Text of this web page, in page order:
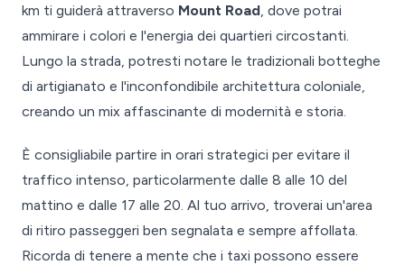
km ti guiderà attraverso Mount Road, dove potrai
ammirare i colori e l'energia dei quartieri circostanti.
Lungo la strada, potresti notare le tradizionali botteghe
di artigianato e l'inconfondibile architettura coloniale,
creando un mix affascinante di modernità e storia.
È consigliabile partire in orari strategici per evitare il
traffico intenso, particolarmente dalle 8 alle 10 del
mattino e dalle 17 alle 20. Al tuo arrivo, troverai un'area
di ritiro passeggeri ben segnalata e sempre affollata.
Ricorda di tenere a mente che i taxi possono essere